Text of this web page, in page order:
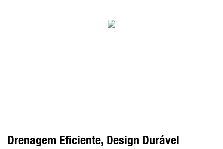
Drenagem Eficiente, Design Durável